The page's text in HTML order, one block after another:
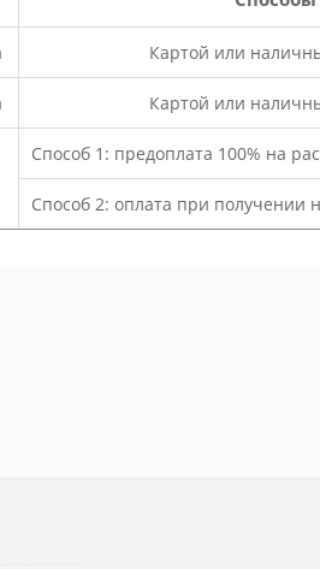
Картой или
Картой или
Способ 1: предоплата 100% на
Способ 2: оплата при получении